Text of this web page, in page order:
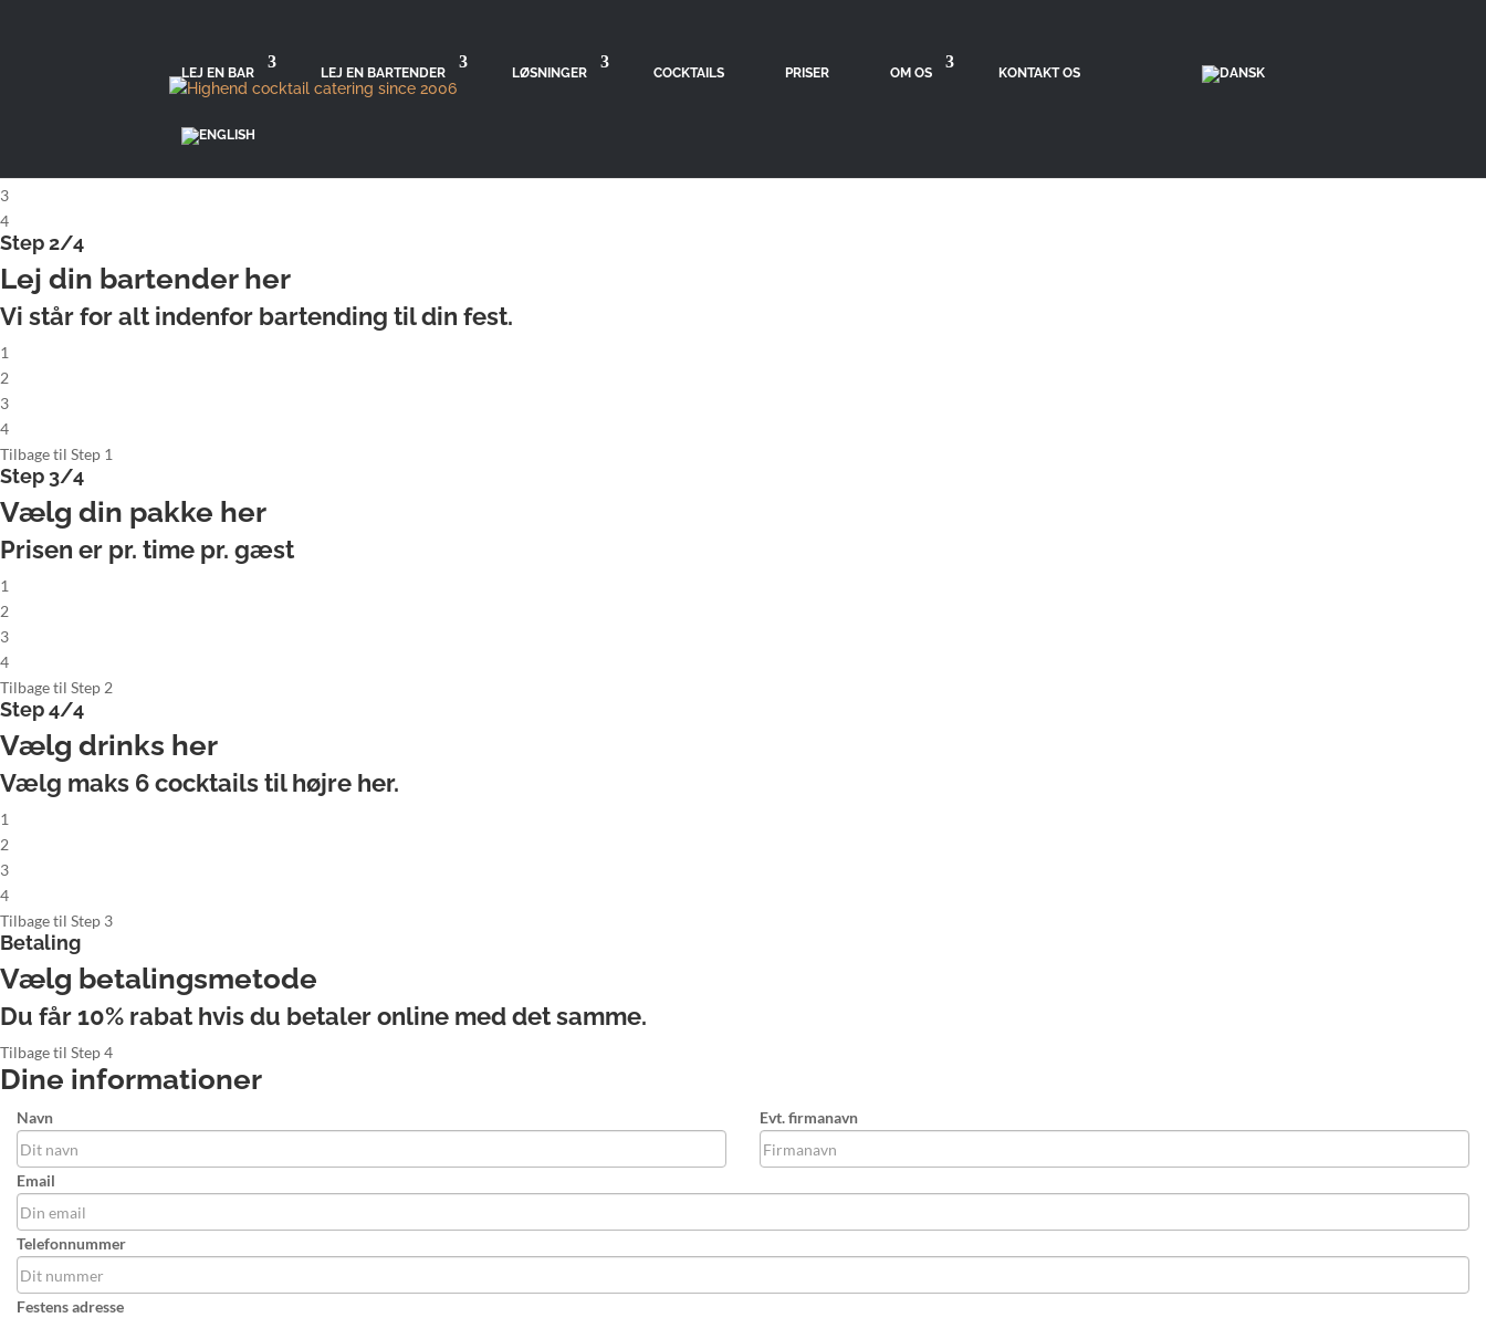
Lej komplet cocktailbar
3
4
Step 2/4
Lej din bartender her
Vi står for alt indenfor bartending til din fest.
1
2
3
4
Tilbage til Step 1
Step 3/4
Vælg din pakke her
Prisen er pr. time pr. gæst
1
2
3
4
Tilbage til Step 2
Step 4/4
Vælg drinks her
Vælg maks 6cocktails til højre her.
1
2
3
4
Tilbage til Step 3
Betaling
Vælg betalingsmetode
Du får 10% rabat hvis du betaler online med det samme.
Tilbage til Step 4
Dine informationer
Navn Evt. firmanavn
Email
Telefonnummer
Festens adresse
LEJ EN BAR LEJ EN BARTENDER LØSNINGER COCKTAILS PRISER OM OS KONTAKT OS